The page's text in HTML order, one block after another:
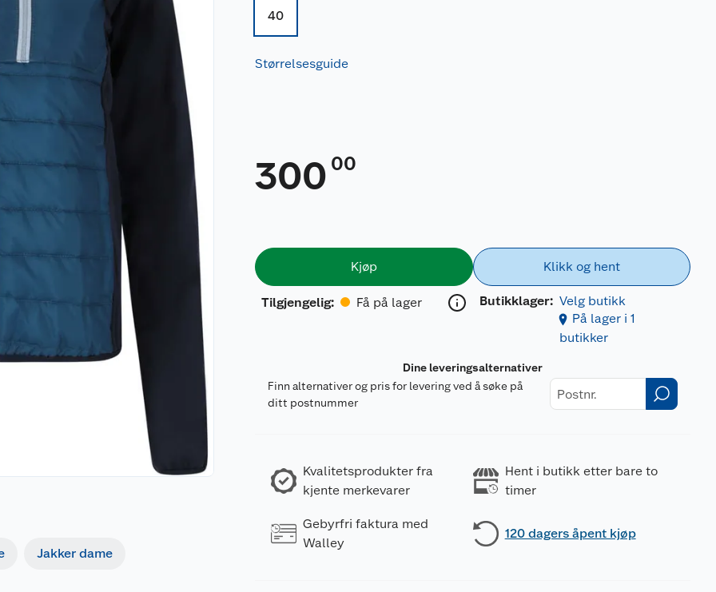
Jakker dame
40
Størrelsesguide
300 00
Kjøp
Tilgjengelig: Få på lager
Klikk og hent
Butikklager: Velg butikk
På lager i 1
butikker
Dine leveringsalternativer
Finn alternativer og pris for levering ved å søke på
ditt postnummer
Kvalitetsprodukter fra
kjente merkevarer
Hent i butikk etter bare to
timer
Gebyrfri faktura med
Walley
120 dagers åpent kjøp